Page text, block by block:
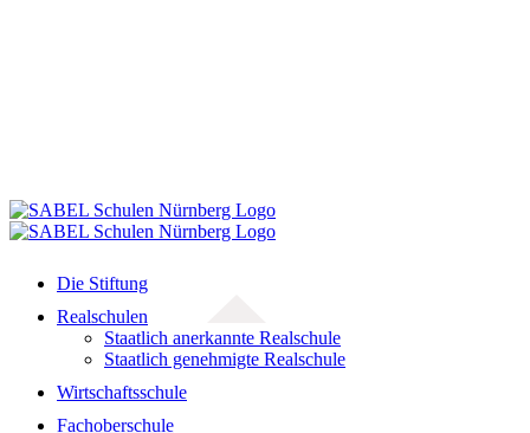
Die Stiftung
Realschulen
Staatlich anerkannte Realschule
Staatlich genehmigte Realschule
Wirtschaftsschule
Fachoberschule